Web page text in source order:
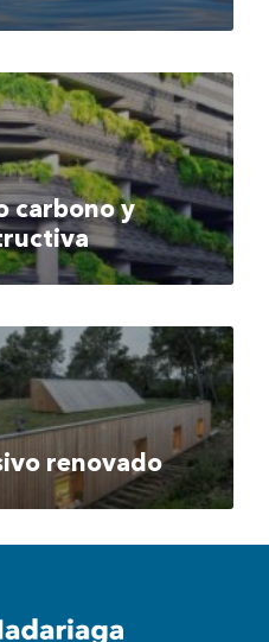
carbono y
renovado